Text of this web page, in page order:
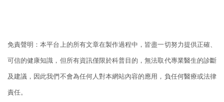
免責聲明：本平台上的所有文章在製作過程中，皆盡一切努力提供正確、
可信的健康知識，但所有資訊僅限於科普目的，無法取代專業醫生的診斷
及建議，因此我們不會為任何人對本網站內容的應用，負任何醫療或法律
責任。